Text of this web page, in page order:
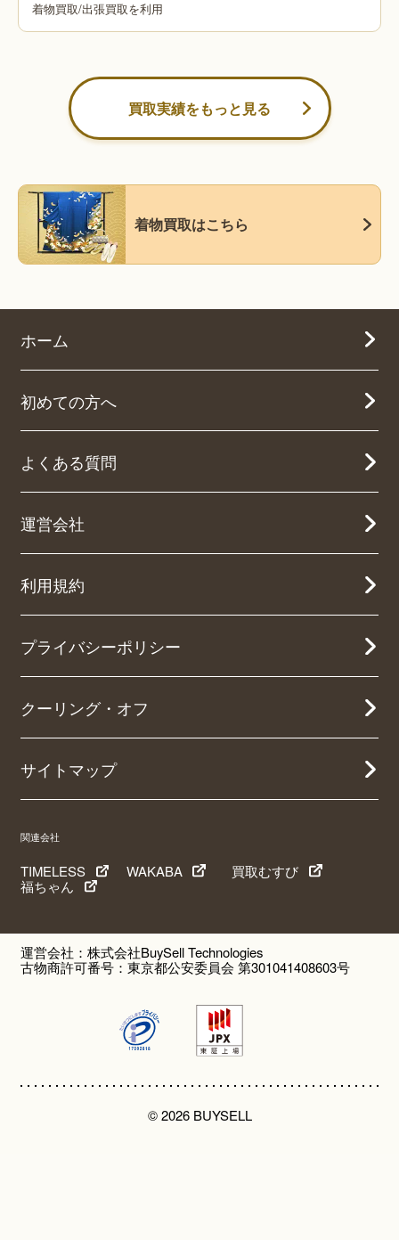
着物買取/出張買取を利用
買取実績をもっと見る
着物買取はこちら
ホーム
初めての方へ
よくある質問
運営会社
利用規約
プライバシーポリシー
クーリング・オフ
サイトマップ
関連会社
TIMELESS WAKABA
買取むすび
福ちゃん
運営会社：株式会社BuySell Technologies
古物商許可番号：東京都公安委員会 第301041408603号
© 2026 BUYSELL